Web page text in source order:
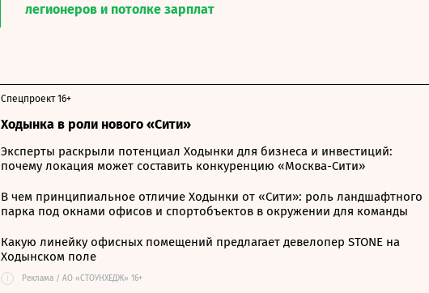
легионеров и потолке зарплат
Ходынка в роли нового «Сити»
Спецпроект 16+
Эксперты раскрыли потенциал Ходынки для бизнеса и инвестиций:
почему локация может составить конкуренцию «Москва-Сити»
В чем принципиальное отличие Ходынки от «Сити»: роль ландшафтного
парка под окнами офисов и спортобъектов в окружении для команды
Какую линейку офисных помещений предлагает девелопер STONE на
Ходынском поле
i Реклама / АО «СТОУНХЕДЖ» 16+